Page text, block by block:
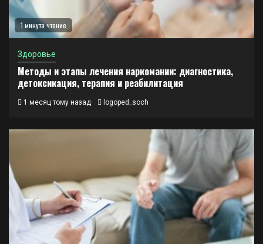
1 минута чтение
Здоровье
Методы и этапы лечения наркомании: диагностика,
детоксикация, терапия и реабилитация
1 месяц тому назад logoped_soch